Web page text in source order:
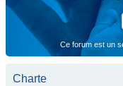
Ce forum est un
Charte